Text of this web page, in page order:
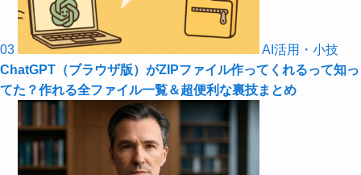
03
AI活用・小技
ChatGPT（ブラウザ版）がZIPファイル作ってくれるって知っ
てた？作れる全ファイル一覧＆超便利な裏技まとめ